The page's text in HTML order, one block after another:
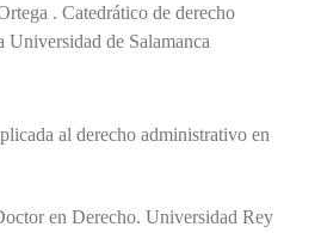
. Catedrático de derecho
de Salamanca
al derecho administrativo en
en Derecho. Universidad Rey